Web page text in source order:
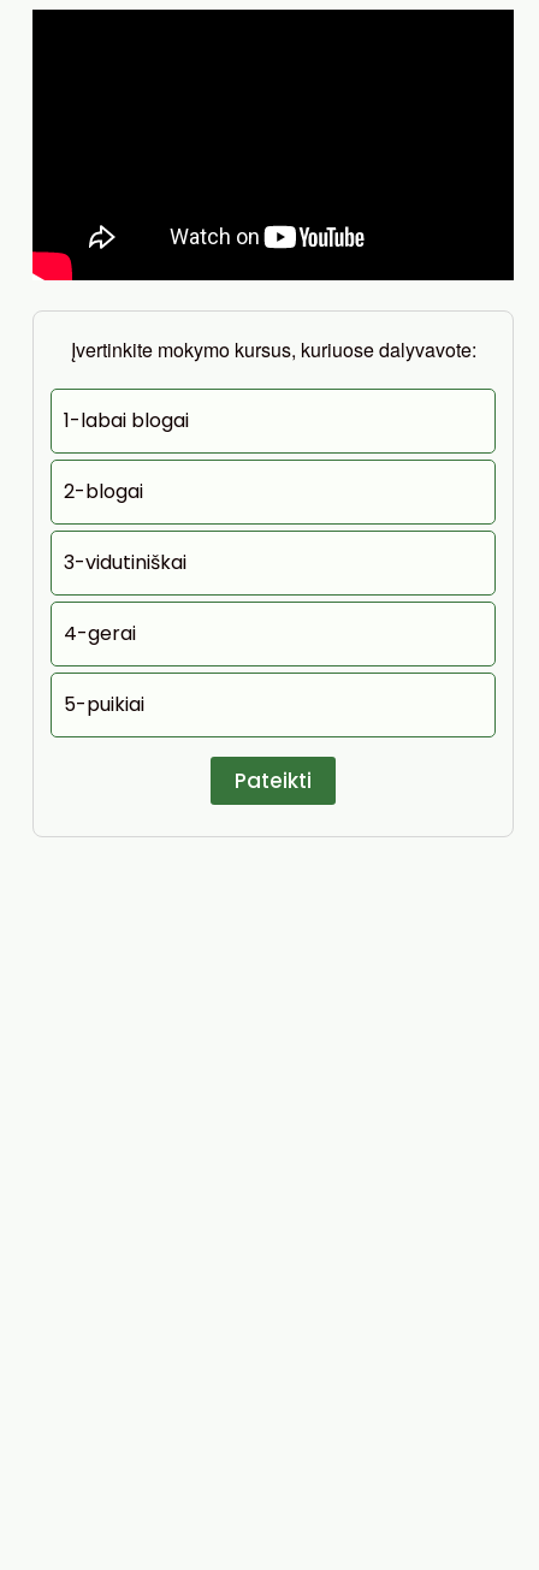
Įvertinkite mokymo kursus, kuriuose dalyvavote:
1-labai blogai
2-blogai
3-vidutiniškai
4-gerai
5-puikiai